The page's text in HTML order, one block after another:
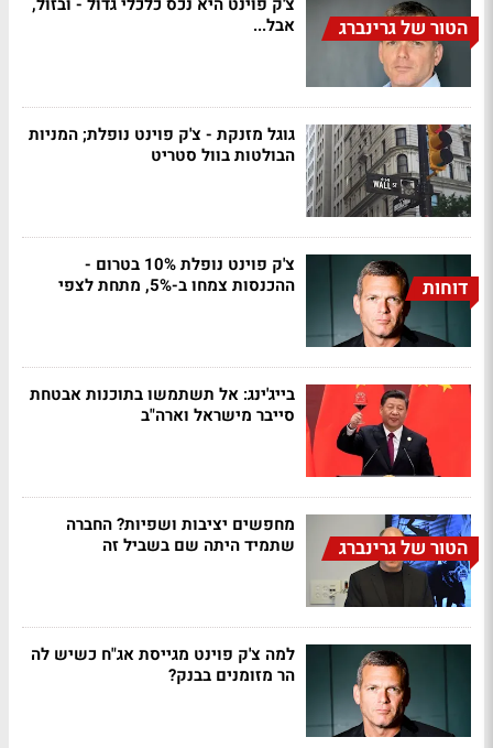
הטור של גרינברג
אבל...
גוגל מזנקת - צ'ק פוינט נופלת; המניות
הבולטות בוול סטריט
דוחות
צ'ק פוינט נופלת 10% בטרום -
ההכנסות צמחו ב-5%, מתחת לצפי
בייג'ינג: אל תשתמשו בתוכנות אבטחת
סייבר מישראל וארה"ב
הטור של גרינברג
מחפשים יציבות ושפיות? החברה
שתמיד היתה שם בשביל זה
למה צ'ק פוינט מגייסת אג"ח כשיש לה
הר מזומנים בבנק?